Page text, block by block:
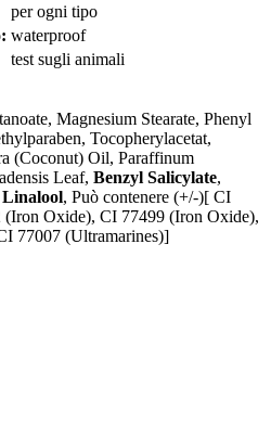
per ogni tipo
waterproof
test sugli animali
Magnesium Stearate, Phenyl
Tocopherylacetat,
(Coconut) Oil, Paraffinum
Leaf, Benzyl Salicylate,
Linalool, Può contenere (+/-)[ CI
Oxide), CI 77499 (Iron Oxide),
77007 (Ultramarines) ]